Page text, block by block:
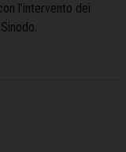
l’intervento dei